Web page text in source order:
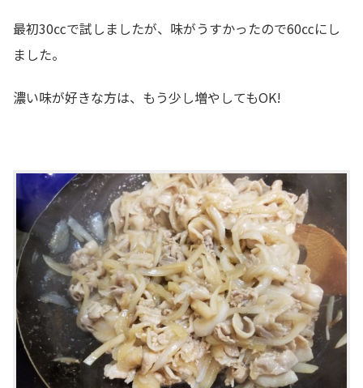
最初30㏄で試しましたが、味がうすかったので60㏄にし
ました。
濃い味が好きな方は、もう少し増やしてもOK!